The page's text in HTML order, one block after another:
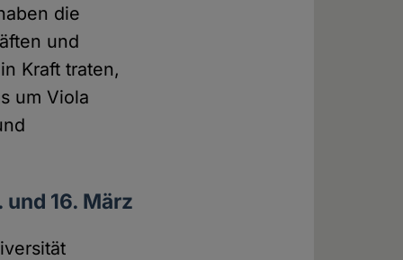
die
und
Kraft traten,
um Viola
16. März